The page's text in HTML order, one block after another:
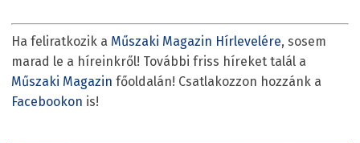
Ha feliratkozik a Műszaki Magazin Hírlevelére, sosem
marad le a híreinkről! További friss híreket talál a
Műszaki Magazin főoldalán! Csatlakozzon hozzánk a
Facebookon is!